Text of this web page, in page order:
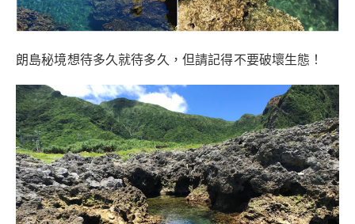
朗島秘境想待多久就待多久，但請記得不要破壞生態！